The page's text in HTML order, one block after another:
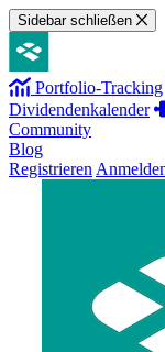
Sidebar schließen
Portfolio-Tracking
Dividendenkalender
Community
Blog
Registrieren